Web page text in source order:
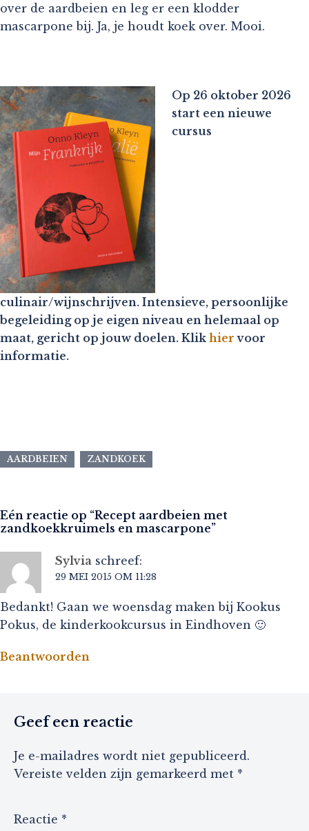
over de aardbeien en leg er een klodder
mascarpone bij. Ja, je houdt koek over. Mooi.
Op 26 oktober 2026
start een nieuwe
cursus
culinair/wijnschrijven. Intensieve, persoonlijke
begeleiding op je eigen niveau en helemaal op
maat, gericht op jouw doelen. Klik hier voor
informatie.
AARDBEIEN ZANDKOEK
Eén reactie op “Recept aardbeien met
zandkoekkruimels en mascarpone”
Sylvia schreef:
29 MEI 2015 OM 11:28
Bedankt! Gaan we woensdag maken bij Kookus
Pokus, de kinderkookcursus in Eindhoven 🙂
Beantwoorden
Geef een reactie
Je e-mailadres wordt niet gepubliceerd.
Vereiste velden zijn gemarkeerd met *
Reactie *